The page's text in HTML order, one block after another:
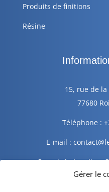
Gérer le
Produits de finitions
Résine
15, rue de
77680
Téléphone :
E-mail :
Ouvert du Lundi au